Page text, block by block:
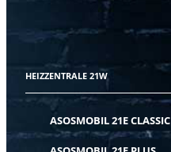
HEIZZENTRALE 21W
ASOSMOBIL 21E CLASSIC